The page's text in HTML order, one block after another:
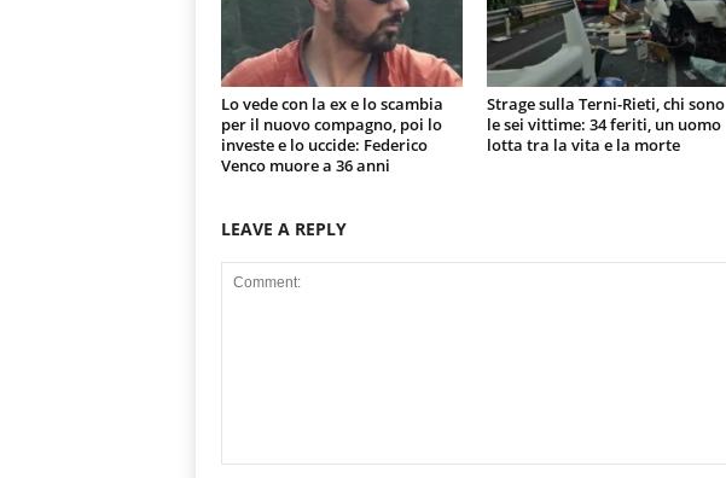
Lo vede con la ex e lo scambia
per il nuovo compagno, poi lo
investe e lo uccide: Federico
Venco muore a 36 anni
Strage sulla Terni-Rieti, chi sono
le sei vittime: 34 feriti, un uomo
lotta tra la vita e la morte
LEAVE A REPLY